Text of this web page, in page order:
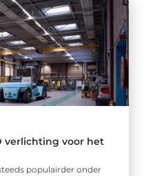
verlichting voor het
populairder onder